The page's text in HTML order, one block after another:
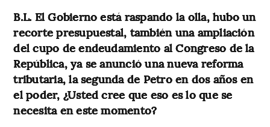
B.L. El Gobierno está raspando la olla, hubo un
recorte presupuestal, también una ampliación
del cupo de endeudamiento al Congreso de la
República, ya se anunció una nueva reforma
tributaria, la segunda de Petro en dos años en
el poder, ¿Usted cree que eso es lo que se
necesita en este momento?